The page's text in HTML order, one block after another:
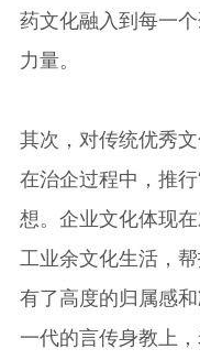
药文化融入到每一
力量。
其次，对传统优秀
在治企过程中，推
想。企业文化体现
工业余文化生活，
有了高度的归属感
一代的言传身教上